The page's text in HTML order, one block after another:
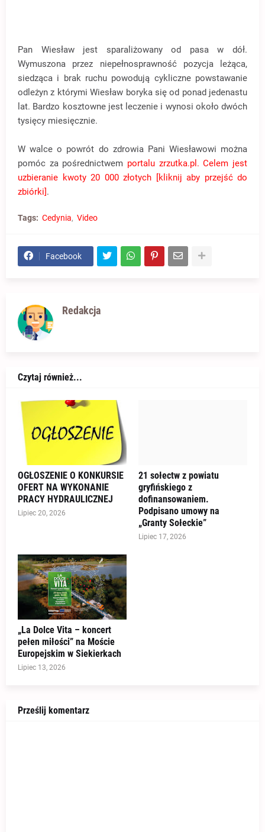
Pan Wiesław jest sparaliżowany od pasa w dół.
Wymuszona przez niepełnosprawność pozycja leżąca,
siedząca i brak ruchu powodują cykliczne powstawanie
odleżyn z którymi Wiesław boryka się od ponad jedenastu
lat. Bardzo kosztowne jest leczenie i wynosi około dwóch
tysięcy miesięcznie.
W walce o powrót do zdrowia Pani Wiesławowi można
pomóc za pośrednictwem portalu zrzutka.pl. Celem jest
uzbieranie kwoty 20 000 złotych [kliknij aby przejść do
zbiórki].
Tags: Cedynia Video
Facebook
Redakcja
Czytaj również...
OGŁOSZENIE O KONKURSIE
OFERT NA WYKONANIE
PRACY HYDRAULICZNEJ
Lipiec 20, 2026
21 sołectw z powiatu
gryfińskiego z
dofinansowaniem.
Podpisano umowy na
„Granty Sołeckie”
Lipiec 17, 2026
„La Dolce Vita – koncert
pełen miłości” na Moście
Europejskim w Siekierkach
Lipiec 13, 2026
Prześlij komentarz